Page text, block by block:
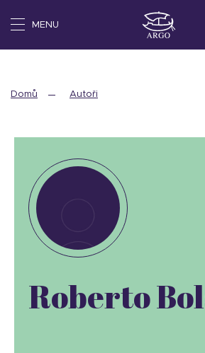
MENU
Domů Autoři
Roberto